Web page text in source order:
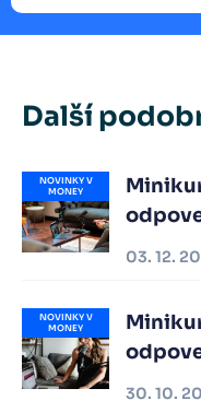
Další
NOVINKY V
MONEY
03. 12.
NOVINKY V
MONEY
30. 10.